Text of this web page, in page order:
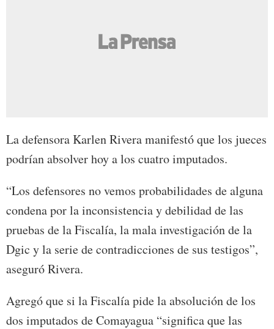
La defensora Karlen Rivera manifestó que los jueces
podrían absolver hoy a los cuatro imputados.
“Los defensores no vemos probabilidades de alguna
condena por la inconsistencia y debilidad de las
pruebas de la Fiscalía, la mala investigación de la
Dgic y la serie de contradicciones de sus testigos”,
aseguró Rivera.
Agregó que si la Fiscalía pide la absolución de los
dos imputados de Comayagua “significa que las